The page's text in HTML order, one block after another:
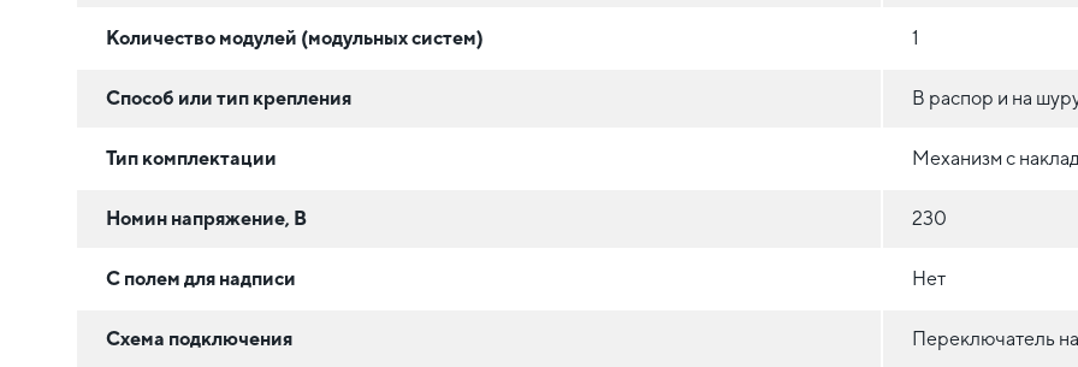
Количество модулей (модульных систем) 1
Способ или тип крепления В распор и на
Тип комплектации Механизм с
Номин напряжение, В 230
С полем для надписи Нет
Схема подключения Переключатель